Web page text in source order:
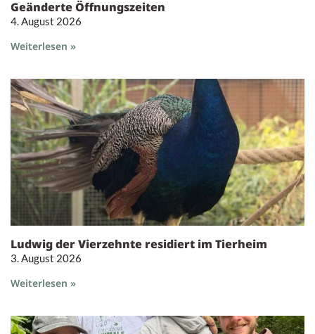
Geänderte Öffnungszeiten
4. August 2026
Weiterlesen »
Ludwig der Vierzehnte residiert im Tierheim
3. August 2026
Weiterlesen »